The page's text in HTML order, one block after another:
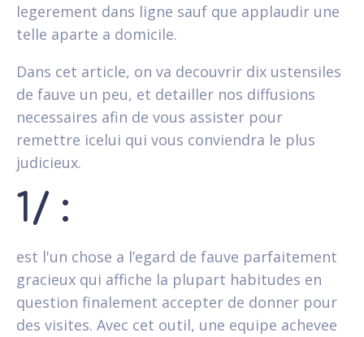
legerement dans ligne sauf que applaudir une
telle aparte a domicile.
Dans cet article, on va decouvrir dix ustensiles
de fauve un peu, et detailler nos diffusions
necessaires afin de vous assister pour
remettre icelui qui vous conviendra le plus
judicieux.
1/ :
est l'un chose a l’egard de fauve parfaitement
gracieux qui affiche la plupart habitudes en
question finalement accepter de donner pour
des visites. Avec cet outil, une equipe achevee